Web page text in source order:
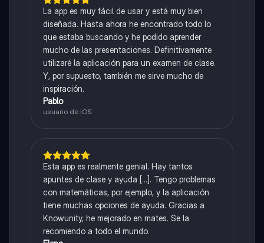
La app es muy fácil de usar y está muy bien
diseñada. Hasta ahora he encontrado todo lo
que estaba buscando y he podido aprender
mucho de las presentaciones. Definitivamente
utilizaré la aplicación para un examen de clase.
Y, por supuesto, también me sirve mucho de
inspiración.
Pablo
usuario de iOS
Esta app es realmente genial. Hay tantos
apuntes de clase y ayuda [...]. Tengo problemas
con matemáticas, por ejemplo, y la aplicación
tiene muchas opciones de ayuda. Gracias a
Knowunity, he mejorado en mates. Se la
recomiendo a todo el mundo.